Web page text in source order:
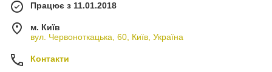
Працює з 11.01.2018
м. Київ
вул. Червоноткацька, 60, Київ, Україна
Контакти